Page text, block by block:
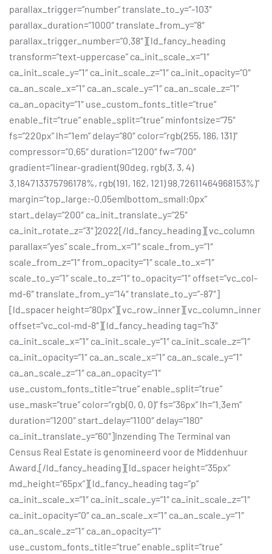
parallax_trigger=”number” translate_to_y=”-103″
parallax_duration=”1000″ translate_from_y=”8″
parallax_trigger_number=”0.38″][ld_fancy_heading
transform=”text-uppercase” ca_init_scale_x=”1″
ca_init_scale_y=”1″ ca_init_scale_z=”1″ ca_init_opacity=”0″
ca_an_scale_x=”1″ ca_an_scale_y=”1″ ca_an_scale_z=”1″
ca_an_opacity=”1″ use_custom_fonts_title=”true”
enable_fit=”true” enable_split=”true” minfontsize=”75″
fs=”220px” lh=”1em” delay=”80″ color=”rgb(255, 186, 131)”
compressor=”0.65″ duration=”1200″ fw=”700″
gradient=”linear-gradient(90deg, rgb(3, 3, 4)
3.184713375796178%, rgb(191, 162, 121) 98.72611464968153%)”
margin=”top_large:-0.05em|bottom_small:0px”
start_delay=”200″ ca_init_translate_y=”25″
ca_init_rotate_z=”3″]2022[/ld_fancy_heading][vc_column
parallax=”yes” scale_from_x=”1″ scale_from_y=”1″
scale_from_z=”1″ from_opacity=”1″ scale_to_x=”1″
scale_to_y=”1″ scale_to_z=”1″ to_opacity=”1″ offset=”vc_col-
md-6″ translate_from_y=”14″ translate_to_y=”-87″]
[ld_spacer height=”80px”][vc_row_inner][vc_column_inner
offset=”vc_col-md-8″][ld_fancy_heading tag=”h3″
ca_init_scale_x=”1″ ca_init_scale_y=”1″ ca_init_scale_z=”1″
ca_init_opacity=”1″ ca_an_scale_x=”1″ ca_an_scale_y=”1″
ca_an_scale_z=”1″ ca_an_opacity=”1″
use_custom_fonts_title=”true” enable_split=”true”
use_mask=”true” color=”rgb(0, 0, 0)” fs=”36px” lh=”1.3em”
duration=”1200″ start_delay=”1100″ delay=”180″
ca_init_translate_y=”60″]Inzending The Terminal van
Census Real Estate is genomineerd voor de Middenhuur
Award.[/ld_fancy_heading][ld_spacer height=”35px”
md_height=”65px”][ld_fancy_heading tag=”p”
ca_init_scale_x=”1″ ca_init_scale_y=”1″ ca_init_scale_z=”1″
ca_init_opacity=”0″ ca_an_scale_x=”1″ ca_an_scale_y=”1″
ca_an_scale_z=”1″ ca_an_opacity=”1″
use_custom_fonts_title=”true” enable_split=”true”